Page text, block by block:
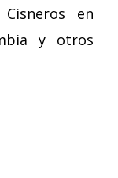
en
y otros